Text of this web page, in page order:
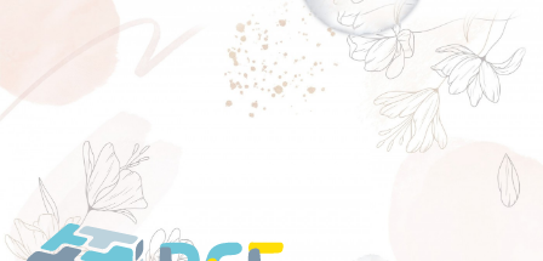
Перейти
к
содержанию